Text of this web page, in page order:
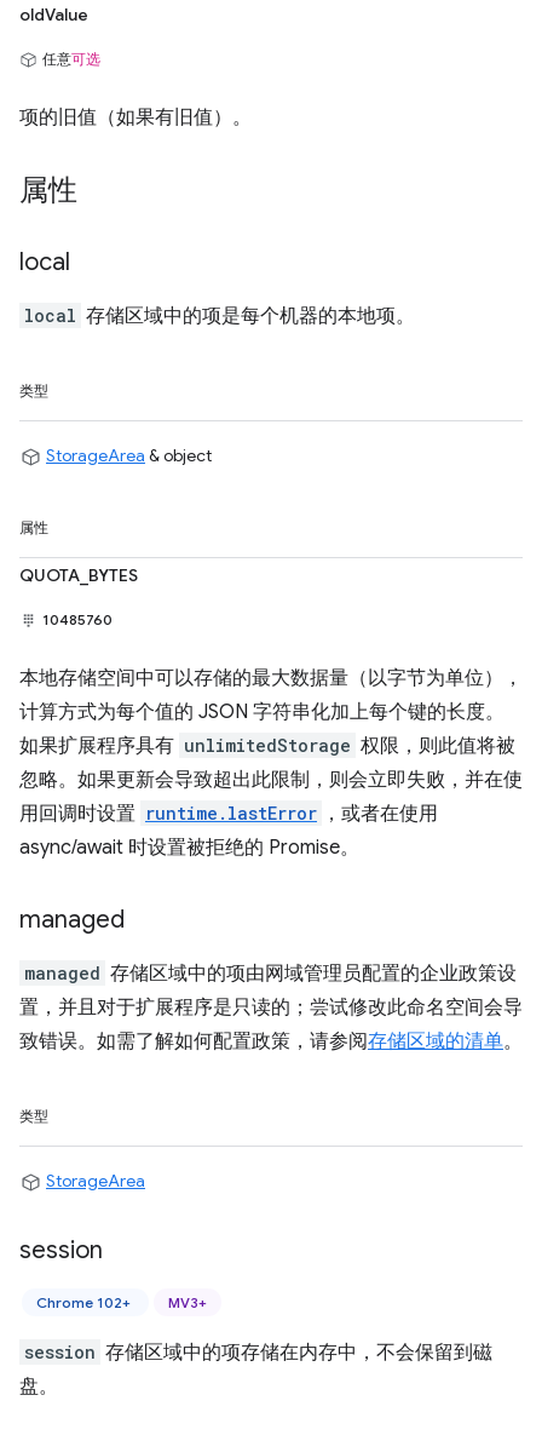
oldValue
任意可选
项的旧值（如果有旧值）。
属性
local
local 存储区域中的项是每个机器的本地项。
类型
StorageArea & object
属性
QUOTA_BYTES
10485760
本地存储空间中可以存储的最大数据量（以字节为单位），
计算方式为每个值的 JSON 字符串化加上每个键的长度。
如果扩展程序具有 unlimitedStorage 权限，则此值将被
忽略。如果更新会导致超出此限制，则会立即失败，并在使
用回调时设置 runtime.lastError ，或者在使用
async/await 时设置被拒绝的 Promise。
managed
managed 存储区域中的项由网域管理员配置的企业政策设
置，并且对于扩展程序是只读的；尝试修改此命名空间会导
致错误。如需了解如何配置政策，请参阅存储区域的清单。
类型
StorageArea
session
Chrome 102+ MV3+
session 存储区域中的项存储在内存中，不会保留到磁
盘。